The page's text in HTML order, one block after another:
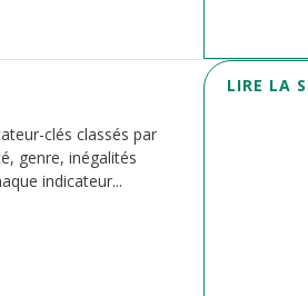
clés classés par
genre, inégalités
indicateur...
LIRE LA